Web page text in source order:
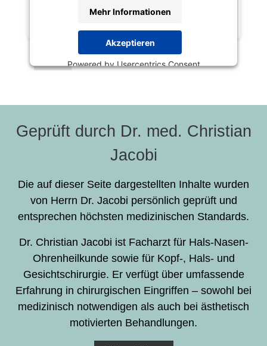
Mehr Informationen
Akzeptieren
Powered byUsercentrics Consent
Geprüft durch Dr. med. Christian
Jacobi
Die auf dieser Seite dargestellten Inhalte wurden
von Herrn Dr. Jacobi persönlich geprüft und
entsprechen höchsten medizinischen Standards.
Dr. Christian Jacobi ist Facharzt für Hals-Nasen-
Ohrenheilkunde sowie für Kopf-, Hals- und
Gesichtschirurgie. Er verfügt über umfassende
Erfahrung in chirurgischen Eingriffen – sowohl bei
medizinisch notwendigen als auch bei ästhetisch
motivierten Behandlungen.